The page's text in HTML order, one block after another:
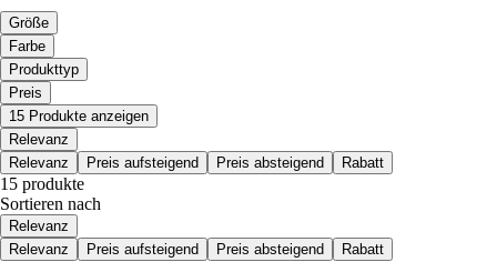
Größe
Farbe
Produkttyp
Preis
15 Produkte anzeigen
Relevanz
Relevanz
Preis aufsteigend Preis absteigend Rabatt
15 produkte
Sortieren nach
Relevanz
Relevanz
Preis aufsteigend Preis absteigend Rabatt